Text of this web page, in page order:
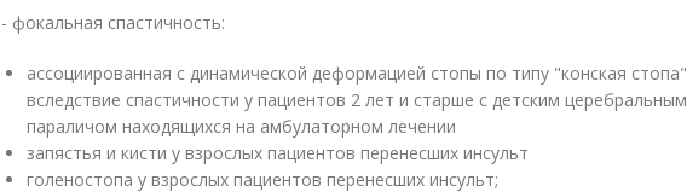
- фокальная спастичность:
ассоциированная с динамической деформацией стопы по типу "конская стопа"
вследствие спастичности у пациентов 2 лет и старше с детским церебральным
параличом находящихся на амбулаторном лечении
запястья и кисти у взрослых пациентов перенесших инсульт
голеностопа у взрослых пациентов перенесших инсульт;